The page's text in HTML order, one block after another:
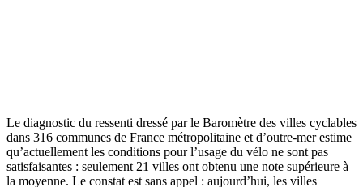
Le diagnostic du ressenti dressé par le Baromètre des villes cyclables
dans 316 communes de France métropolitaine et d’outre-mer estime
qu’actuellement les conditions pour l’usage du vélo ne sont pas
satisfaisantes : seulement 21 villes ont obtenu une note supérieure à
la moyenne. Le constat est sans appel : aujourd’hui, les villes